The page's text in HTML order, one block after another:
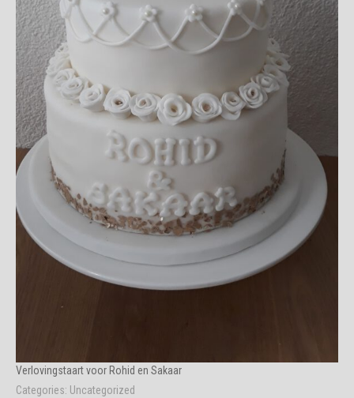
Verlovingstaart voor Rohid en Sakaar
Categories: Uncategorized